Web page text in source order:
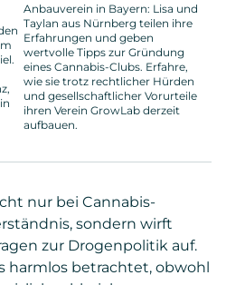
Anbauverein in Bayern: Lisa und
Taylan aus Nürnberg teilen ihre
Erfahrungen und geben
wertvolle Tipps zur Gründung
eines Cannabis-Clubs. Erfahre,
wie sie trotz rechtlicher Hürden
und gesellschaftlicher Vorurteile
ihren Verein GrowLab derzeit
aufbauen.
nur bei Cannabis-
sondern wirft
zur Drogenpolitik auf.
harmlos betrachtet, obwohl